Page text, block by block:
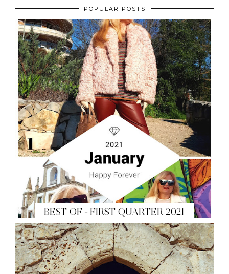
POPULAR POSTS
BEST OF - FIRST QUARTER 2021